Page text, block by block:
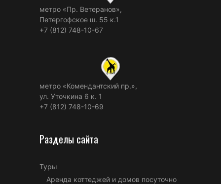
метро «Пр. Ветеранов»,
Петергофское ш. 55 к.1
+7 (812) 748-10-67
метро «Комендантский пр.»,
ул. Уточкина 6 к. 1
+7 (812) 748-10-69
Разделы сайта
Туры
Аренда коттеджей и домов посуточно